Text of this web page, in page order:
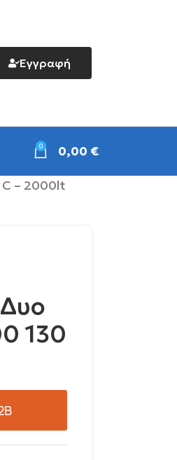
Εγγραφή
0 0,00 €
C – 2000lt
130